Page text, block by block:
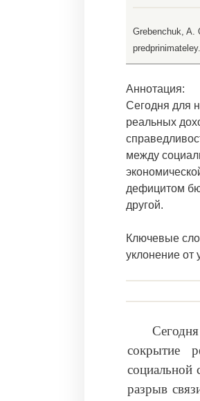
Grebenchuk, A.
predprinimateley.
Аннотация:
Сегодня для
реальных
между
дефицитом
другой.
Ключевые
уклонение от
сокрытие
социальной
разрыв